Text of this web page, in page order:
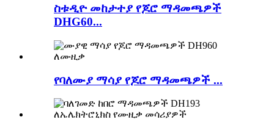
ስቱዲዮ መከታተያ የጆሮ ማዳመጫዎች
DHG60...
የባለሙያ ማሳያ የጆሮ ማዳመጫዎች ...